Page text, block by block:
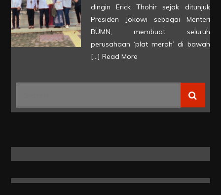
Erick
Thohir,
PLN
Tuntaskan
PSN
5
dingin Erick Thohir sejak ditunjuk
Presiden Jokowi sebagai Menteri
BUMN, membuat seluruh
perusahaan ‘plat merah’ di bawah
[…] Read More